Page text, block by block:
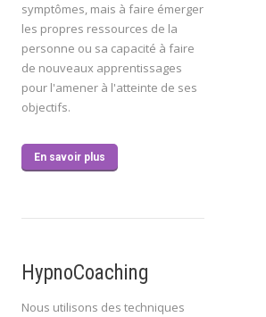
symptômes, mais à faire émerger
les propres ressources de la
personne ou sa capacité à faire
de nouveaux apprentissages
pour l'amener à l'atteinte de ses
objectifs.
En savoir plus
HypnoCoaching
Nous utilisons des techniques